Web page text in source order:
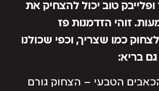
טוב יכול להצחיק את
זוהי הזדמנות פז
כמו שצריך, וכפי שכולנו
בריא:
הטבעי – הצחוק גורם